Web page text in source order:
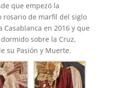
que empezó la
rosario de marfil del siglo
en 2016 y que
sobre la Cruz,
su Pasión y Muerte.